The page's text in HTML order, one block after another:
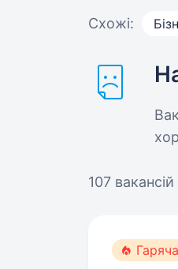
Схожі:
107 вакансій
Гаряча